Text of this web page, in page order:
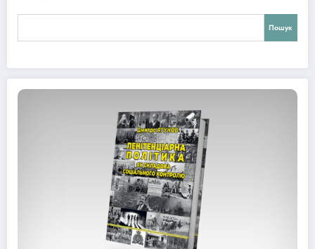
Пошук